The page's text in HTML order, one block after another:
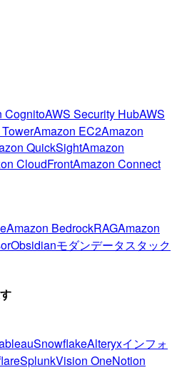
CognitoAWS Security HubAWS
Amazon EC2Amazon
QuickSightAmazon
CloudFrontAmazon Connect
Amazon BedrockRAGAmazon
Obsidianモダンデータスタック
SnowflakeAlteryxインフォ
SplunkVision OneNotion